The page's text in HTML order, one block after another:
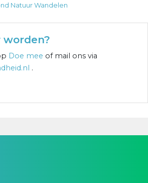
Natuur Wandelen
Doe mee of mail ons via
.